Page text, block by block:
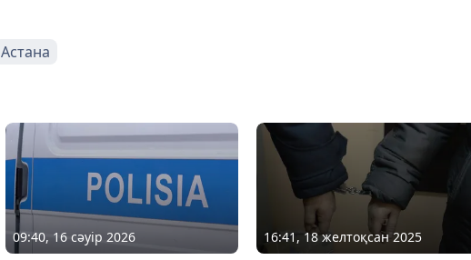
Астана
09:40, 16 сәуір 2026 16:41, 18 желтоқсан 2025